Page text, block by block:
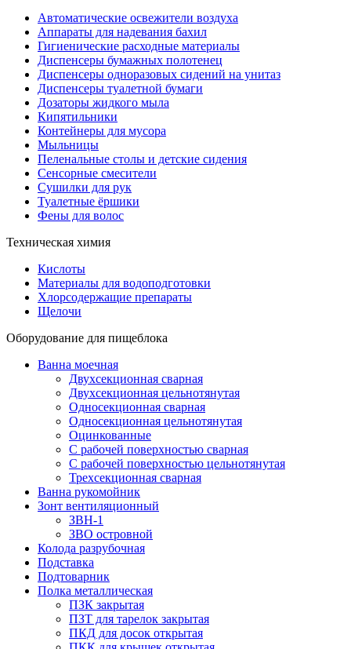
Автоматические освежители воздуха
Аппараты для надевания бахил
Гигиенические расходные материалы
Диспенсеры бумажных полотенец
Диспенсеры одноразовых сидений на унитаз
Диспенсеры туалетной бумаги
Дозаторы жидкого мыла
Кипятильники
Контейнеры для мусора
Мыльницы
Пеленальные столы и детские сидения
Сенсорные смесители
Сушилки для рук
Туалетные ёршики
Фены для волос
Техническая химия
Кислоты
Материалы для водоподготовки
Хлорсодержащие препараты
Щелочи
Оборудование для пищеблока
Ванна моечная
Двухсекционная сварная
Двухсекционная цельнотянутая
Односекционная сварная
Односекционная цельнотянутая
Оцинкованные
С рабочей поверхностью сварная
С рабочей поверхностью цельнотянутая
Трехсекционная сварная
Ванна рукомойник
Зонт вентиляционный
ЗВН-1
ЗВО островной
Колода разрубочная
Подставка
Подтоварник
Полка металлическая
ПЗК закрытая
ПЗТ для тарелок закрытая
ПКД для досок открытая